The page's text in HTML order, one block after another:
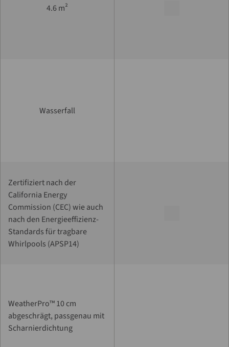
4.6 m²
Wasserfall
Zertifiziert nach der
California Energy
Commission (CEC) wie auch
nach den Energieeffizienz-
Standards für tragbare
Whirlpools (APSP14)
WeatherPro™ 10 cm
abgeschrägt, passgenau mit
Scharnierdichtung